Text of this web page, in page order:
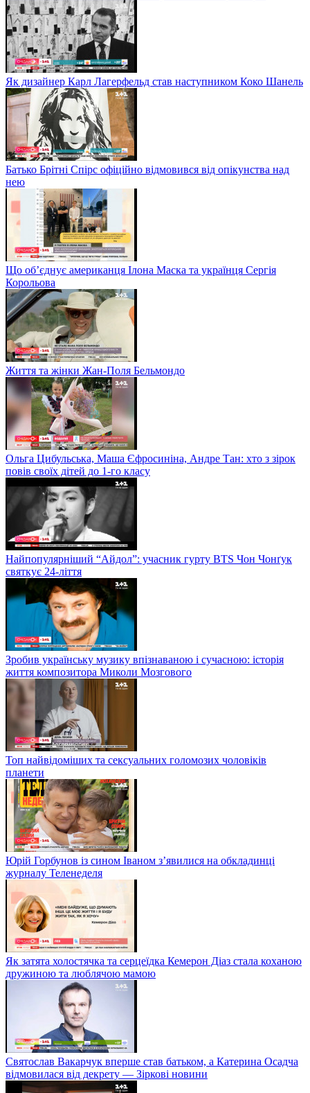
Як дизайнер Карл Лагерфельд став наступником Коко Шанель
Батько Брітні Спірс офіційно відмовився від опікунства над
нею
Що об’єднує американця Ілона Маска та українця Сергія
Корольова
Життя та жінки Жан-Поля Бельмондо
Ольга Цибульська, Маша Єфросиніна, Андре Тан: хто з зірок
повів своїх дітей до 1-го класу
Найпопулярніший “Айдол”: учасник гурту BTS Чон Чонґук
святкує 24-ліття
Зробив українську музику впізнаваною і сучасною: історія
життя композитора Миколи Мозгового
Топ найвідоміших та сексуальних голомозих чоловіків
планети
Юрій Горбунов із сином Іваном з’явилися на обкладинці
журналу Теленеделя
Як затята холостячка та серцеїдка Кемерон Діаз стала коханою
дружиною та люблячою мамою
Святослав Вакарчук вперше став батьком, а Катерина Осадча
відмовилася від декрету — Зіркові новини